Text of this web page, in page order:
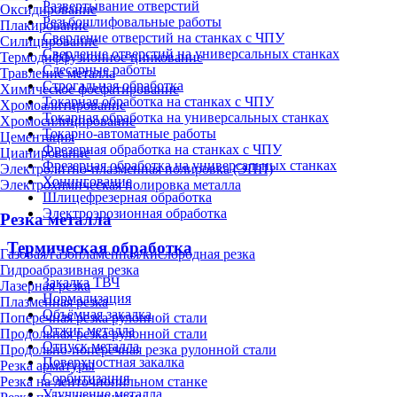
Оксидирование
Плакирование
Силицирование
Термодиффузионное цинкование
Травление металла
Химическое фосфатирование
Хромоалитирование
Хромосилицирование
Цементация
Цианирование
Электролитно-плазменная полировка (ЭПП)
Электрохимическая полировка металла
Резка металла
Газовая/газопламенная/кислородная резка
Гидроабразивная резка
Лазерная резка
Плазменная резка
Поперечная резка рулонной стали
Продольная резка рулонной стали
Продольно-поперечная резка рулонной стали
Резка арматуры
Резка на ленточнопильном станке
Развертывание отверстий
Резьбошлифовальные работы
Сверление отверстий на станках с ЧПУ
Сверление отверстий на универсальных станках
Слесарные работы
Строгальная обработка
Токарная обработка на станках с ЧПУ
Токарная обработка на универсальных станках
Токарно-автоматные работы
Фрезерная обработка на станках с ЧПУ
Фрезерная обработка на универсальных станках
Хонингование
Шлицефрезерная обработка
Электроэрозионная обработка
Термическая обработка
Закалка ТВЧ
Нормализация
Объёмная закалка
Отжиг металла
Отпуск металла
Поверхностная закалка
Сорбитизация
Улучшение металла